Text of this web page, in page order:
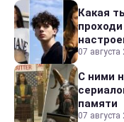
Какая
07
С ними
памяти
07